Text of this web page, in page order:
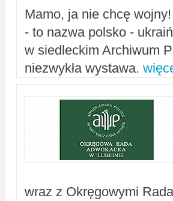
Mamo, ja nie chcę
- to nazwa polsko -
w siedleckim Archiwum
niezwykła wystawa.
wraz z Okręgowymi